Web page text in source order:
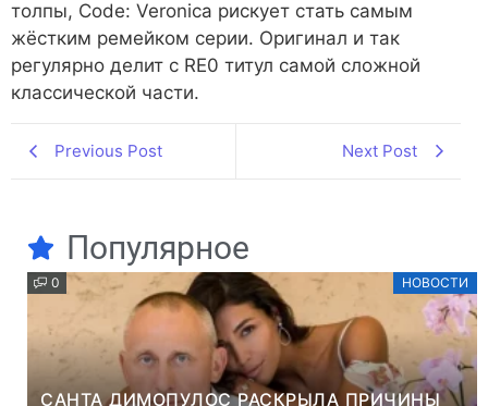
толпы, Code: Veronica рискует стать самым
жёстким ремейком серии. Оригинал и так
регулярно делит с RE0 титул самой сложной
классической части.
Previous Post Next Post
Популярное
0 НОВОСТИ
САНТА ДИМОПУЛОС РАСКРЫЛА ПРИЧИНЫ